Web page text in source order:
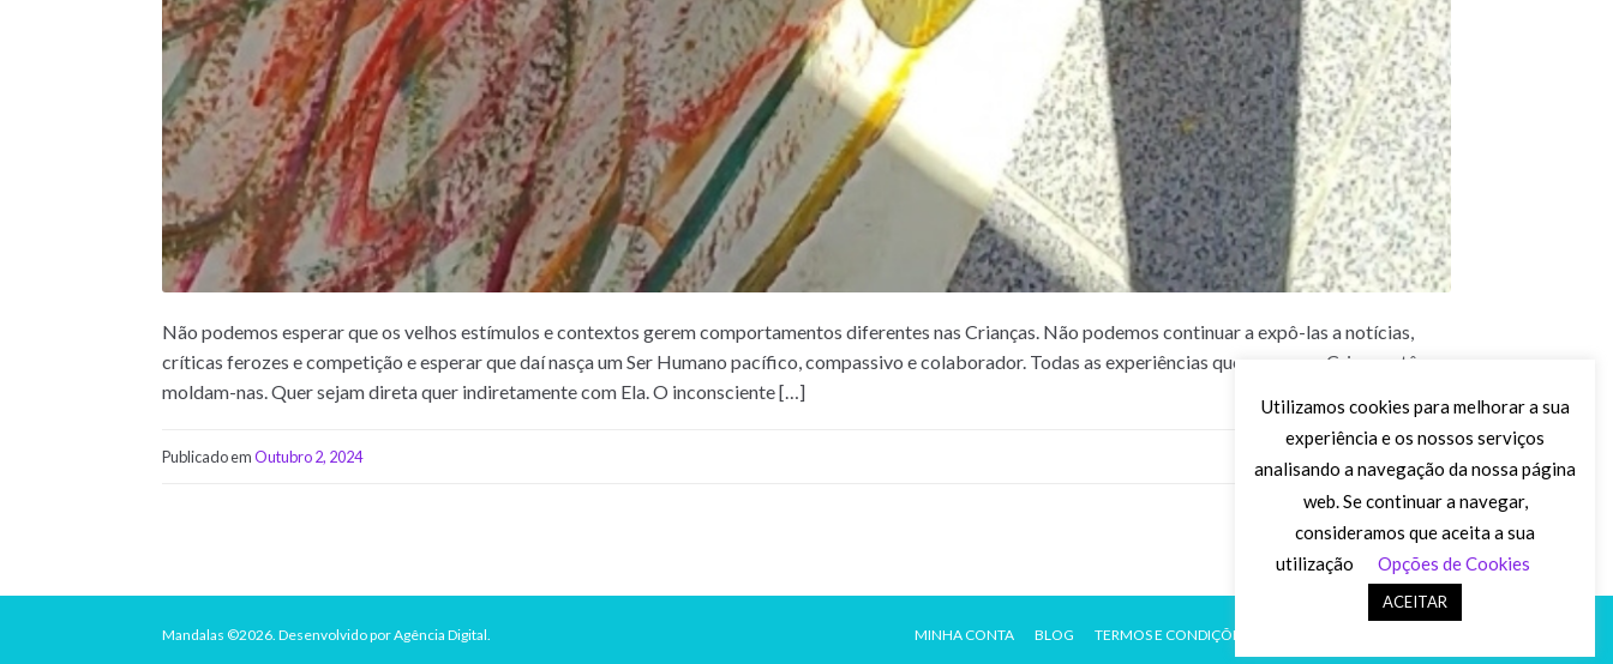
Não podemos esperar que os velhos estímulos e contextos gerem comportamentos diferentes nas Crianças. Não podemos continuar a expô-las a notícias,
críticas ferozes e competição e esperar que daí nasça um Ser Humano pacífico, compassivo e colaborador. Todas as experiências que as nossas Crianças têm
moldam-nas. Quer sejam direta quer indiretamente com Ela. O inconsciente […]
Publicado emOutubro 2, 2024
Mandalas ©2026. Desenvolvido porAgência Digital. MINHA CONTA BLOG TERMOS E CONDIÇÕES
Utilizamos cookies para melhorar a sua
experiência e os nossos serviços
analisando a navegação da nossa página
web. Se continuar a navegar,
consideramos que aceita a sua
utilização
Opções de Cookies
ACEITAR